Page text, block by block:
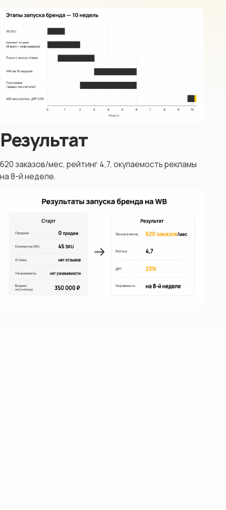
Результат
620 заказов/мес, рейтинг 4,7, окупаемость рекламы
на 8-й неделе.